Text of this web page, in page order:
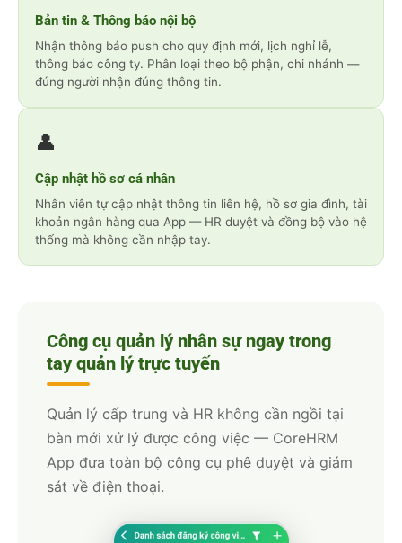
Bản tin & Thông báo nội bộ
Nhận thông báo push cho quy định mới, lịch nghỉ lễ,
thông báo công ty. Phân loại theo bộ phận, chi nhánh —
đúng người nhận đúng thông tin.
👤
Cập nhật hồ sơ cá nhân
Nhân viên tự cập nhật thông tin liên hệ, hồ sơ gia đình, tài
khoản ngân hàng qua App — HR duyệt và đồng bộ vào hệ
thống mà không cần nhập tay.
Công cụ quản lý nhân sự ngay trong
tay quản lý trực tuyến
Quản lý cấp trung và HR không cần ngồi tại
bàn mới xử lý được công việc — CoreHRM
App đưa toàn bộ công cụ phê duyệt và giám
sát về điện thoại.